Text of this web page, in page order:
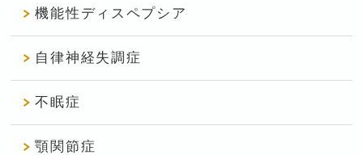
機能性ディスペプシア
自律神経失調症
不眠症
顎関節症